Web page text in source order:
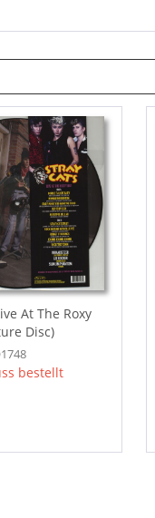
At The Roxy
Disc)
bestellt